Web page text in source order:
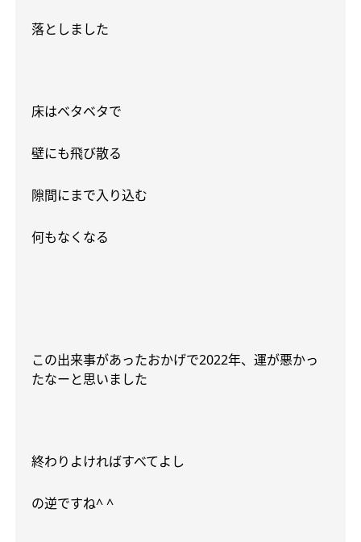
落としました
床はベタベタで
壁にも飛び散る
隙間にまで入り込む
何もなくなる
この出来事があったおかげで2022年、運が悪かっ
たなーと思いました
終わりよければすべてよし
の逆ですね^ ^